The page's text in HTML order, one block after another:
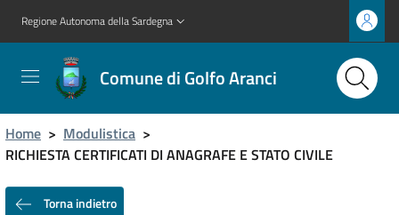
Regione Autonoma della Sardegna
Comune di Golfo Aranci
Home > Modulistica >
RICHIESTA CERTIFICATI DI ANAGRAFE E STATO CIVILE
Torna indietro